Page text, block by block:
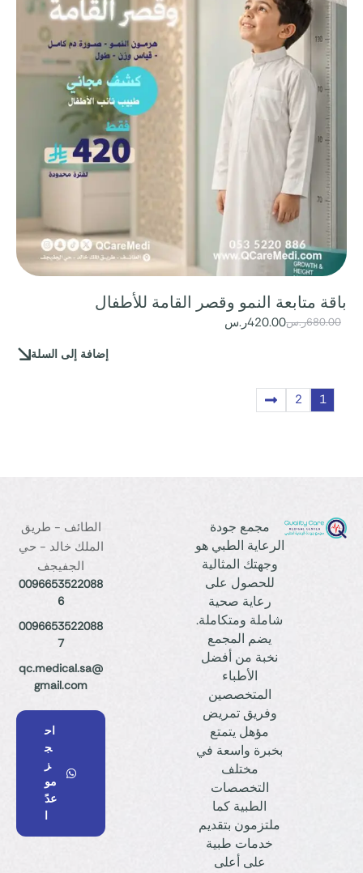
باقة متابعة النمو وقصر القامة للأطفال
680.00ر.س420.00ر.س
إضافة إلى السلة
1
2
مجمع جودة
الرعاية الطبي هو
وجهتك المثالية
للحصول على
رعاية صحية
شاملة ومتكاملة.
يضم المجمع
نخبة من أفضل
الأطباء
المتخصصين
وفريق تمريض
مؤهل يتمتع
بخبرة واسعة في
مختلف
التخصصات
الطبية كما
ملتزمون بتقديم
خدمات طبية
على أعلى
الطائف - طريق
الملك خالد - حي
الجفيجف
0096653522088
6
0096653522088
7
qc.medical.sa@
gmail.com
اح
ج
ز
مو
عدً
ا